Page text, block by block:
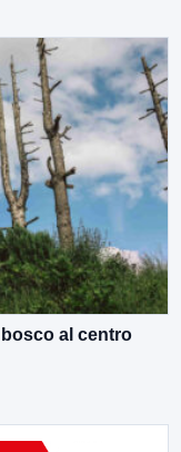
al centro